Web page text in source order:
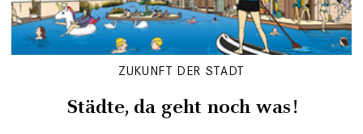
ZUKUNFT DER STADT
Städte, da geht noch was!